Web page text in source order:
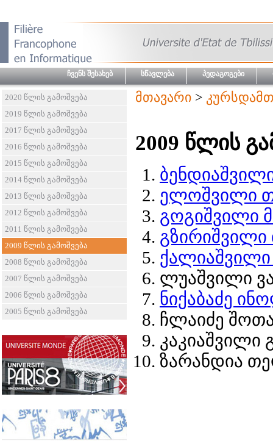
ჩვენს შესახებ სწავლება პედაგოგები
2020 წლის გამოშვება
2019 წლის გამოშვება
2017 წლის გამოშვება
2016 წლის გამოშვება
2015 წლის გამოშვება
2014 წლის გამოშვება
2013 წლის გამოშვება
2012 წლის გამოშვება
2011 წლის გამოშვება
2009 წლის გამოშვება
2008 წლის გამოშვება
2007 წლის გამოშვება
2006 წლის გამოშვება
2005 წლის გამოშვება
მთავარი >
2009 წლის
ელოშვილი
გოგიშვილი
გზირიშვილი
ლუაშვილი
ნიქაბაძე
ჩლაიძე
კაკიაშვილი
ზარანდია